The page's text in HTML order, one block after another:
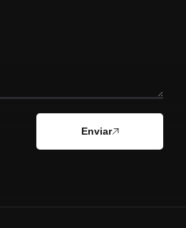
Enviar